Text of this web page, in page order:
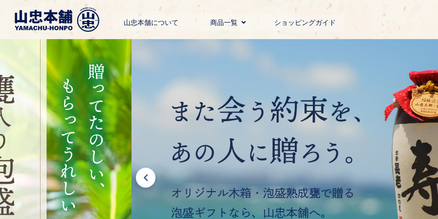
山忠本舗について 商品一覧
お菓子・食品
雑貨・民芸品
泡盛・お酒
産地直送
山忠本舗オリジナル
その他
ショッピングガイド